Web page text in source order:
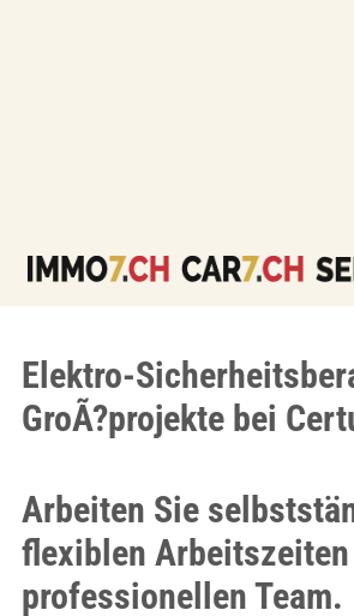
Elektro-
GroÃ?projekte bei
Arbeiten Sie
flexiblen
professionellen Team.